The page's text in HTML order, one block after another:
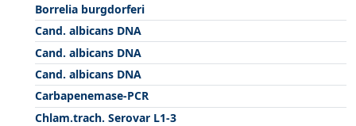
Borrelia burgdorferi
Cand. albicans DNA
Cand. albicans DNA
Cand. albicans DNA
Carbapenemase-PCR
Chlam.trach. Serovar L1-3